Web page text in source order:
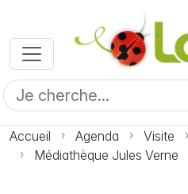
Accueil Agenda Visite
Médiathèque Jules Verne